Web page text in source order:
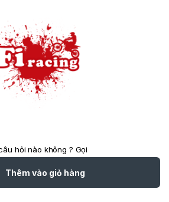
Thêm vào giỏ hàng
hỏi nào không ? Gọi
cho chúng tôi 24/7!